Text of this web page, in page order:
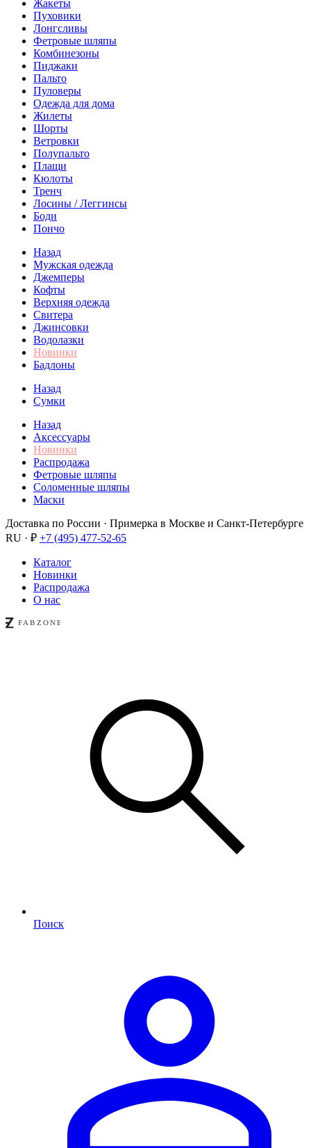
Жакеты
Пуховики
Лонгсливы
Фетровые шляпы
Комбинезоны
Пиджаки
Пальто
Пуловеры
Одежда для дома
Жилеты
Шорты
Ветровки
Полупальто
Плащи
Кюлоты
Тренч
Лосины / Леггинсы
Боди
Пончо
Назад
Мужская одежда
Джемперы
Кофты
Верхняя одежда
Свитера
Джинсовки
Водолазки
Новинки
Бадлоны
Назад
Сумки
Назад
Аксессуары
Новинки
Распродажа
Фетровые шляпы
Соломенные шляпы
Маски
Доставка по России · Примерка в Москве и Санкт-Петербурге
RU · ₽ +7 (495) 477-52-65
Каталог
Новинки
Распродажа
О нас
Поиск